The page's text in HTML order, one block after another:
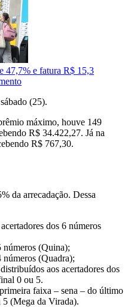
47,7% e fatura R$ 15,3
(25).
máximo, houve 149
R$ 34.422,27. Já na
R$ 767,30.
da arrecadação. Dessa
dos 6 números
números (Quina);
números (Quadra);
aos acertadores dos
0 ou 5.
faixa – sena – do último
(Mega da Virada).